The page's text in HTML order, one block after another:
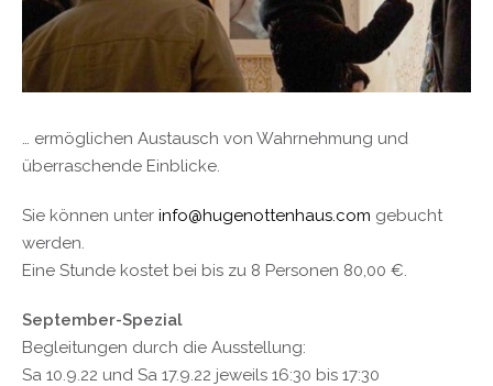
… ermöglichen Austausch von Wahrnehmung und
überraschende Einblicke.
Sie können unter info@hugenottenhaus.com gebucht
werden.
Eine Stunde kostet bei bis zu 8 Personen 80,00 €.
September-Spezial
Begleitungen durch die Ausstellung:
Sa 10.9.22 und Sa 17.9.22 jeweils 16:30 bis 17:30